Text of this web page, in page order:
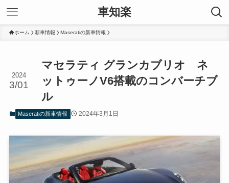
車知楽
ホーム 新車情報 Maseratiの新車情報
マセラティ グランカブリオ ネ
ットゥーノV6搭載のコンバーチブ
ル
2024
3/01
Maseratiの新車情報 2024年3月1日